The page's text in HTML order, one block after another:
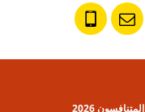
المتنافسون 2026